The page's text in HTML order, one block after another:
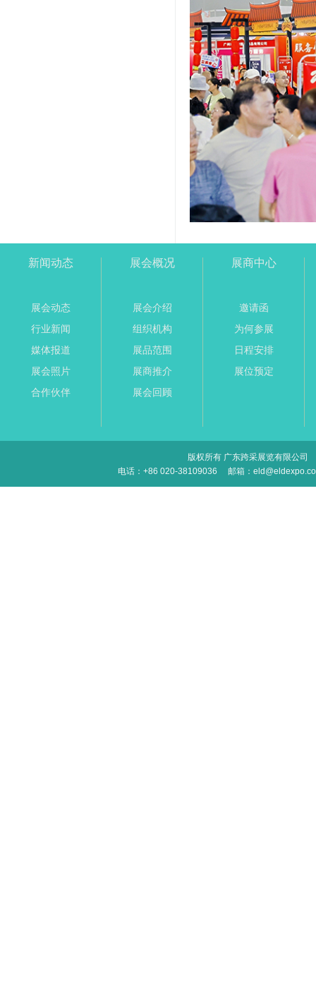
新闻动态
展会动态
行业新闻
媒体报道
展会照片
合作伙伴
展会概况
展会介绍
组织机构
展品范围
展商推介
展会回顾
展商中心
邀请函
为何参展
日程安排
展位预定
版权所有 广东跨采展览有限公司
电话：+86 020-38109036
邮箱：